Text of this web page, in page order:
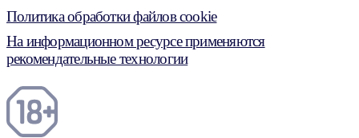
Политика обработки файлов cookie
На информационном ресурсе применяются
рекомендательные технологии